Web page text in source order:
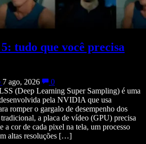
tudo que você precisa
7 ago, 2026
0
(Deep Learning Super Sampling) é uma
pela NVIDIA que usa
romper o gargalo de desempenho dos
a placa de vídeo (GPU) precisa
a cor de cada pixel na tela, um processo
altas resoluções […]